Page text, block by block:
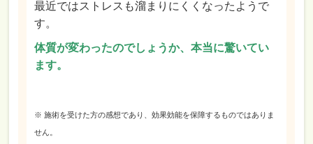
最近ではストレスも溜まりにくくなったようで
す。
体質が変わったのでしょうか、本当に驚いてい
ます。
※ 施術を受けた方の感想であり、効果効能を保障するものではありま
せん。